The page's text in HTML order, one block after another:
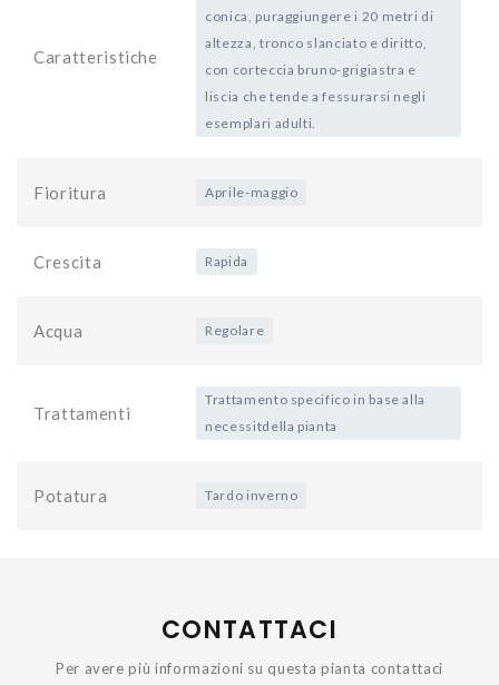
Caratteristiche
conica, puraggiungere i 20 metri di
altezza, tronco slanciato e diritto,
con corteccia bruno-grigiastra e
liscia che tende a fessurarsi negli
esemplari adulti.
Fioritura Aprile-maggio
Crescita Rapida
Acqua Regolare
Trattamenti
Trattamento specifico in base alla
necessitdella pianta
Potatura Tardo inverno
CONTATTACI
Per avere più informazioni su questa pianta contattaci